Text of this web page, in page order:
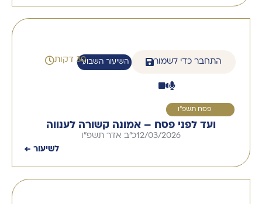
התחבר כדי לשמור השיעור השבועי30 דקות
פסח תשפ"ו
ועד לפני פסח – אמונה קשורה לענווה
12/03/2026כ"ב אדר תשפ"ו
לשיעור ←